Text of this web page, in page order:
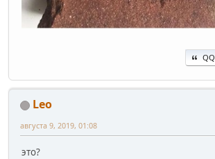
QQ
Leo
августа 9, 2019, 01:08
это?